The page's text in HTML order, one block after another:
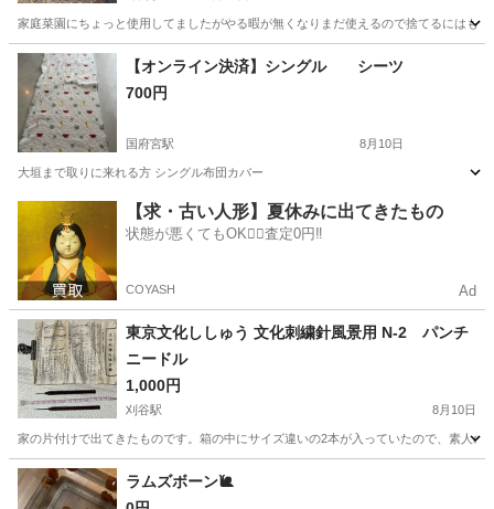
家庭菜園にちょっと使用してましたがやる暇が無くなりまだ使えるので捨てるにはも
愛知 小牧市 味岡駅 家庭用品
【オンライン決済】シングル シーツ
700円
国府宮駅 8月10日
大垣まで取りに来れる方 シングル布団カバー
国府宮駅 その他
【求・古い人形】夏休みに出てきたもの
状態が悪くてもOK🙆‍♀️査定0円‼️
COYASH Ad
東京文化ししゅう 文化刺繍針風景用 N-2 パンチ
ニードル
1,000円
刈谷駅 8月10日
家の片付けで出てきたものです。箱の中にサイズ違いの2本が入っていたので、素人
愛知 刈谷市 刈谷駅 その他
ラムズボーン🐌